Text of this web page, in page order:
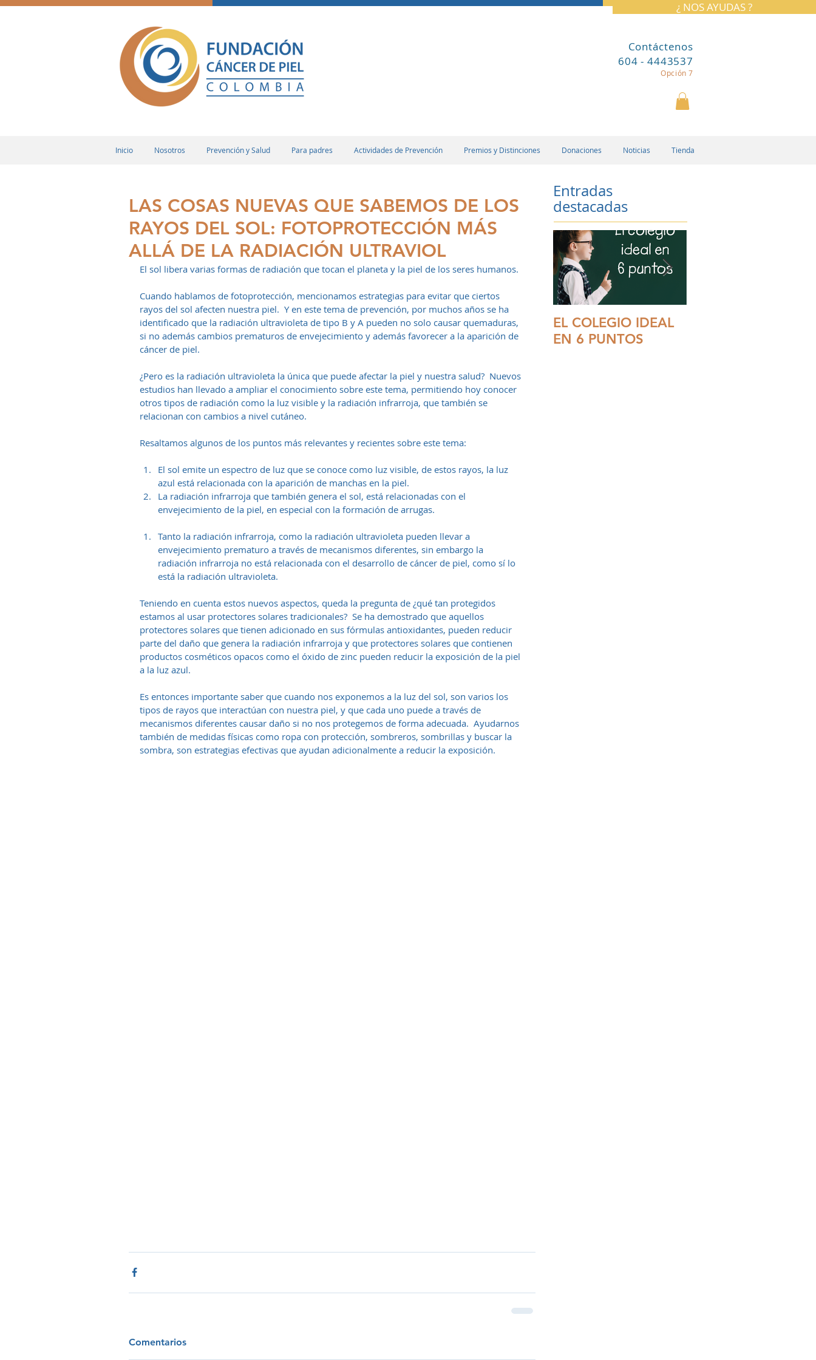
¿ NOS AYUDAS ?
Contáctenos
604 - 4443537
Opción 7
Inicio Nosotros Prevención y Salud Para padres Actividades de Prevención Premios y Distinciones Donaciones Noticias Tienda
LAS COSAS NUEVAS QUE SABEMOS DE LOS
RAYOS DEL SOL: FOTOPROTECCIÓN MÁS
ALLÁ DE LA RADIACIÓN ULTRAVIOL
El sol libera varias formas de radiación que tocan el planeta y la piel de los seres humanos.
Cuando hablamos de fotoprotección, mencionamos estrategias para evitar que ciertos
rayos del sol afecten nuestra piel.  Y en este tema de prevención, por muchos años se ha
identificado que la radiación ultravioleta de tipo B y A pueden no solo causar quemaduras,
si no además cambios prematuros de envejecimiento y además favorecer a la aparición de
cáncer de piel.
¿Pero es la radiación ultravioleta la única que puede afectar la piel y nuestra salud?  Nuevos
estudios han llevado a ampliar el conocimiento sobre este tema, permitiendo hoy conocer
otros tipos de radiación como la luz visible y la radiación infrarroja, que también se
relacionan con cambios a nivel cutáneo.
Resaltamos algunos de los puntos más relevantes y recientes sobre este tema:
El sol emite un espectro de luz que se conoce como luz visible, de estos rayos, la luz
azul está relacionada con la aparición de manchas en la piel.
La radiación infrarroja que también genera el sol, está relacionadas con el
envejecimiento de la piel, en especial con la formación de arrugas.
Tanto la radiación infrarroja, como la radiación ultravioleta pueden llevar a
envejecimiento prematuro a través de mecanismos diferentes, sin embargo la
radiación infrarroja no está relacionada con el desarrollo de cáncer de piel, como sí lo
está la radiación ultravioleta.
Teniendo en cuenta estos nuevos aspectos, queda la pregunta de ¿qué tan protegidos
estamos al usar protectores solares tradicionales?  Se ha demostrado que aquellos
protectores solares que tienen adicionado en sus fórmulas antioxidantes, pueden reducir
parte del daño que genera la radiación infrarroja y que protectores solares que contienen
productos cosméticos opacos como el óxido de zinc pueden reducir la exposición de la piel
a la luz azul.
Es entonces importante saber que cuando nos exponemos a la luz del sol, son varios los
tipos de rayos que interactúan con nuestra piel, y que cada uno puede a través de
mecanismos diferentes causar daño si no nos protegemos de forma adecuada.  Ayudarnos
también de medidas físicas como ropa con protección, sombreros, sombrillas y buscar la
sombra, son estrategias efectivas que ayudan adicionalmente a reducir la exposición.
Comentarios
Entradas
destacadas
EL COLEGIO IDEAL
EN 6 PUNTOS